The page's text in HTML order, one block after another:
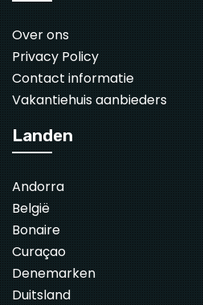
Over ons
Privacy Policy
Contact informatie
Vakantiehuis aanbieders
Landen
Andorra
België
Bonaire
Curaçao
Denemarken
Duitsland